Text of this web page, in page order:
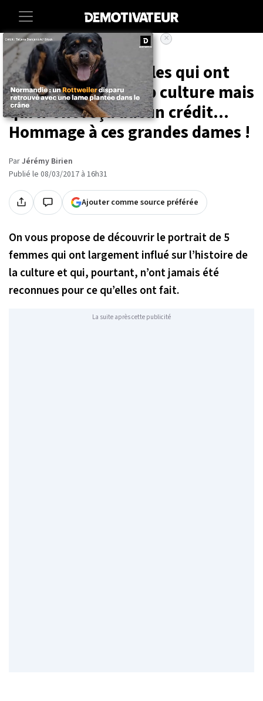
Accueil Societe
5 femmes incroyables qui ont
révolutionné la pop culture mais
qui n'ont reçu aucun crédit...
Hommage à ces grandes dames !
ParJérémy Birien
Publié le 08/03/2017 à 16h31
Ajouter comme source préférée
On vous propose de découvrir le portrait de 5
femmes qui ont largement influé sur l’histoire de
la culture et qui, pourtant, n’ont jamais été
reconnues pour ce qu’elles ont fait.
La suite après cette publicité
×